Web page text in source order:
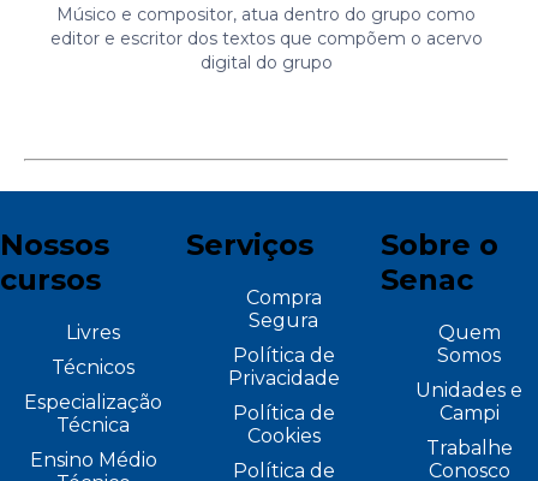
Músico e compositor, atua dentro do grupo como
editor e escritor dos textos que compõem o acervo
digital do grupo
Nossos
cursos
Livres
Técnicos
Especialização
Técnica
Ensino Médio
Serviços
Compra
Segura
Política de
Privacidade
Política de
Cookies
Política de
Sobre o
Senac
Quem
Somos
Unidades e
Campi
Trabalhe
Conosco